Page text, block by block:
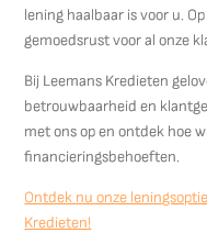
lening haalbaar is voor u.
gemoedsrust voor al onze
Bij Leemans Kredieten
betrouwbaarheid en
met ons op en ontdek hoe
financieringsbehoeften.
Ontdek nu onze
Kredieten!